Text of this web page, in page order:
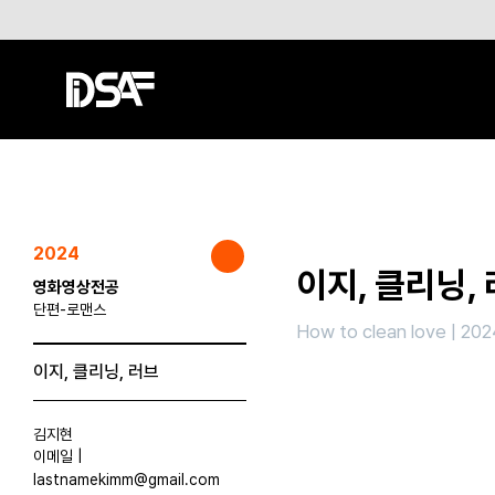
2024
영화영상전공
단편-로맨스
이지, 클리닝, 러브
김지현
이메일 |
lastnamekimm@gmail.com
이지, 클리닝,
How to clean love |